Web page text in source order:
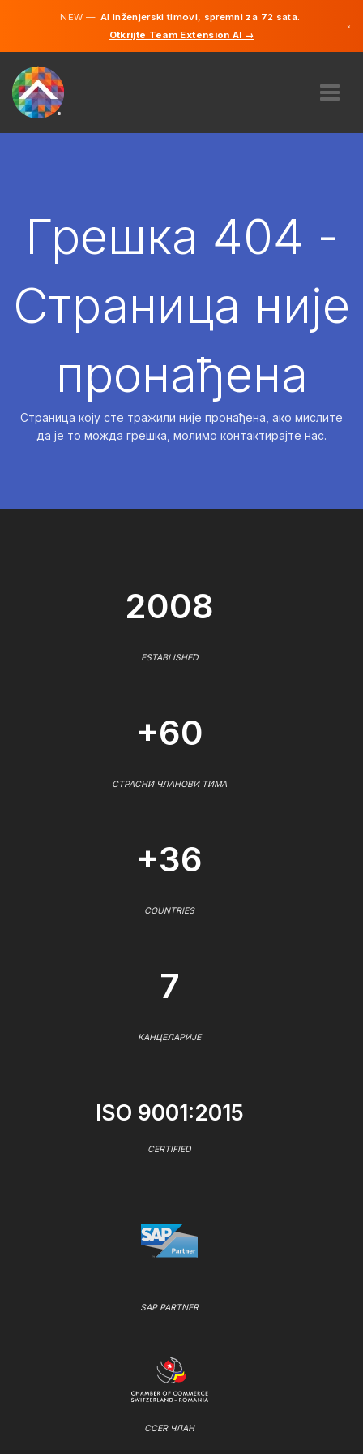
NEW —AI inženjerski timovi, spremni za 72 sata.
Otkrijte Team Extension AI →
×
SR
Грешка 404 -
Страница није
пронађена
Страница коју сте тражили није пронађена, ако мислите
да је то можда грешка, молимо контактирајте нас.
2008
ESTABLISHED
+60
СТРАСНИ ЧЛАНОВИ ТИМА
+36
COUNTRIES
7
КАНЦЕЛАРИЈЕ
ISO 9001:2015
CERTIFIED
SAP PARTNER
CCER ЧЛАН